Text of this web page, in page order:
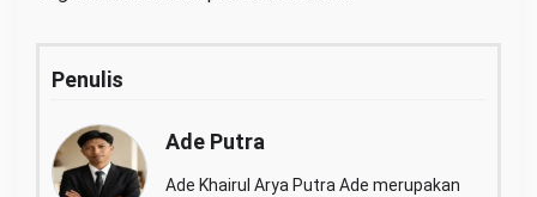
Penulis
Ade Putra
Ade Khairul Arya Putra Ade merupakan